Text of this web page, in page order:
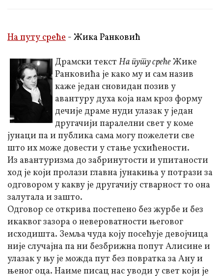
На путу среће - Жика Ранковић
Драмски текст На путу срећеЖике
Ранковића је како му и сам назив
каже један сновидан позив у
авантуру духа која нам кроз форму
дечије драме нуди улазак у један
другачији паралелни свет у коме
јунаци па и публика сама могу пожелети све
што их може довести у стање усхићености.
Из авантуризма до забринутости и упитаности
ход је који пролази главна јунакиња у потрази за
одговором у какву је другачију стварност то она
залутала и зашто.
Одговор се открива постепено без журбе и без
икаквог зазора о невероватности његовог
исходишта. Земља чуда коју посећује девојчица
није случајна па ни безбрижна попут Алисине и
улазак у њу је можда пут без повратка за Ану и
њеног оца. Наиме писац нас уводи у свет који је